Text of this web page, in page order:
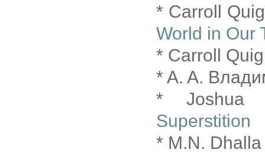
* Carroll
World in Our
* Carroll
* A. A.
* Joshua
Superstition
* M.N.